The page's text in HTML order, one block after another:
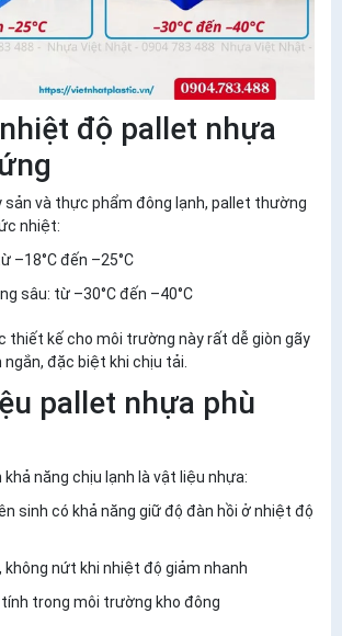
độ pallet nhựa
sản và thực phẩm đông lạnh, pallet thường
nhiệt:
–18°C đến –25°C
sâu: từ –30°C đến –40°C
thiết kế cho môi trường này rất dễ giòn gãy
ngắn, đặc biệt khi chịu tải.
pallet nhựa phù
năng chịu lạnh là vật liệu nhựa:
sinh có khả năng giữ độ đàn hồi ở nhiệt độ
không nứt khi nhiệt độ giảm nhanh
trong môi trường kho đông